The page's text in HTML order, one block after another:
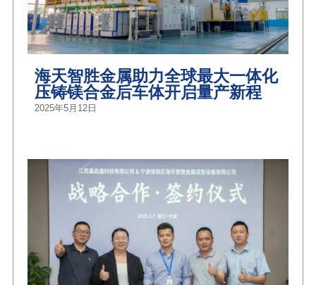
海天智胜金属助力全球最大一体化
压铸镁合金后车体开启量产新程
2025年5月12日